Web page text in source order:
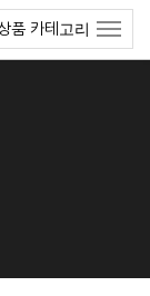
품 카테고리